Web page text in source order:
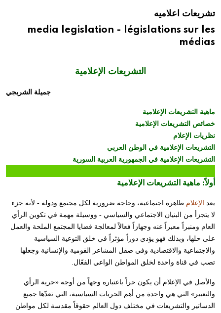
تشريعات اعلاميه
media legislation - législations sur les
médias
التشريعات الإعلامية
جميلة الشربجي
ماهية التشريعات الإعلامية
خصائص التشريعات الإعلامية
نظريات الإعلام
التشريعات الإعلامية في الوطن العربي
التشريعات الإعلامية في الجمهورية العربية السورية
أولاً: ماهية التشريعات الإعلامية
يعد الإعلام ظاهرة اجتماعية، وحاجة ضرورية لكل مجتمع ودولة - لأنه جزء
لا يتجزأ من البنيان الاجتماعي والسياسي - ووسيلة مهمة في تكوين الرأي
العام ومنبراً معبراً عنه وجهازاً فعالاً لمعالجة قضايا المجتمع الملحة والعمل
على حلها، وبذلك فهو يؤدي دوراً مؤثراً في خلق التوعية السياسية
والاجتماعية والاقتصادية وفي صقل المشاعر القومية والإنسانية وجعلها
تصب في قناة واحدة لخلق المواطن الواعي الفعّال.
والأصل في الإعلام أن يكون حراً باعتباره وجهاً من أوجه «حرية الرأي
والتعبير» التي هي واحدة من أهم الحريات السياسية، التي تعدّها جميع
الدساتير والتشريعات في مختلف دول العالم حقوقاً مقدسة لكل مواطن